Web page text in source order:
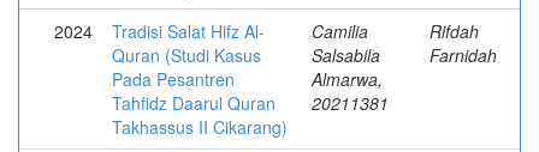
2024
Tradisi Salat Hifz Al-
Quran (Studi Kasus
Pada Pesantren
Tahfidz Daarul Quran
Takhassus II Cikarang)
Camilia
Salsabila
Almarwa,
20211381
Rifdah
Farnidah